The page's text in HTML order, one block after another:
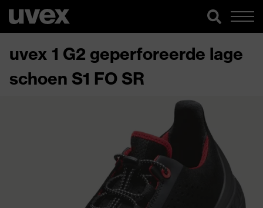
uvex 1 G2 geperforeerde lage
schoen S1 FO SR